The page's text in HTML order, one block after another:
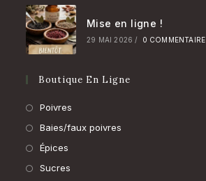
Mise en ligne !
29 MAI 2026 / 0 COMMENTAIRE
Boutique En Ligne
Poivres
dans
Baies/faux poivres
Épices
dans
Sucres